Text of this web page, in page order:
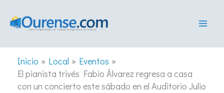
Inicio Local
Eventos
El pianista trivés Fabio Álvarez regresa a casa
con un concierto este sábado en el Auditorio Julio